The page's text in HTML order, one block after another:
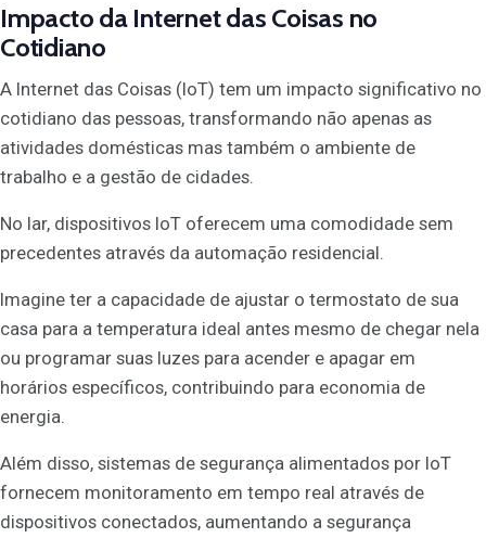
Impacto da Internet das Coisas no
Cotidiano
A Internet das Coisas (IoT) tem um impacto significativo no
cotidiano das pessoas, transformando não apenas as
atividades domésticas mas também o ambiente de
trabalho e a gestão de cidades.
No lar, dispositivos IoT oferecem uma comodidade sem
precedentes através da automação residencial.
Imagine ter a capacidade de ajustar o termostato de sua
casa para a temperatura ideal antes mesmo de chegar nela
ou programar suas luzes para acender e apagar em
horários específicos, contribuindo para economia de
energia.
Além disso, sistemas de segurança alimentados por IoT
fornecem monitoramento em tempo real através de
dispositivos conectados, aumentando a segurança